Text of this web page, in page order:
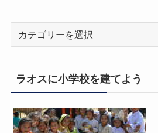
リ
ラオスに小学校を建てよう